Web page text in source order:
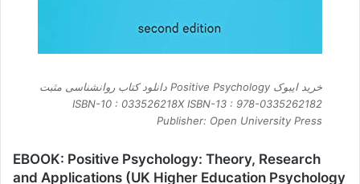
خرید ایبوک Positive Psychology دانلود کتاب روانشناسی مثبت
ISBN-10 : 033526218X ISBN-13 : 978-0335262182
Publisher: Open University Press
EBOOK: Positive Psychology: Theory, Research
and Applications (UK Higher Education Psychology